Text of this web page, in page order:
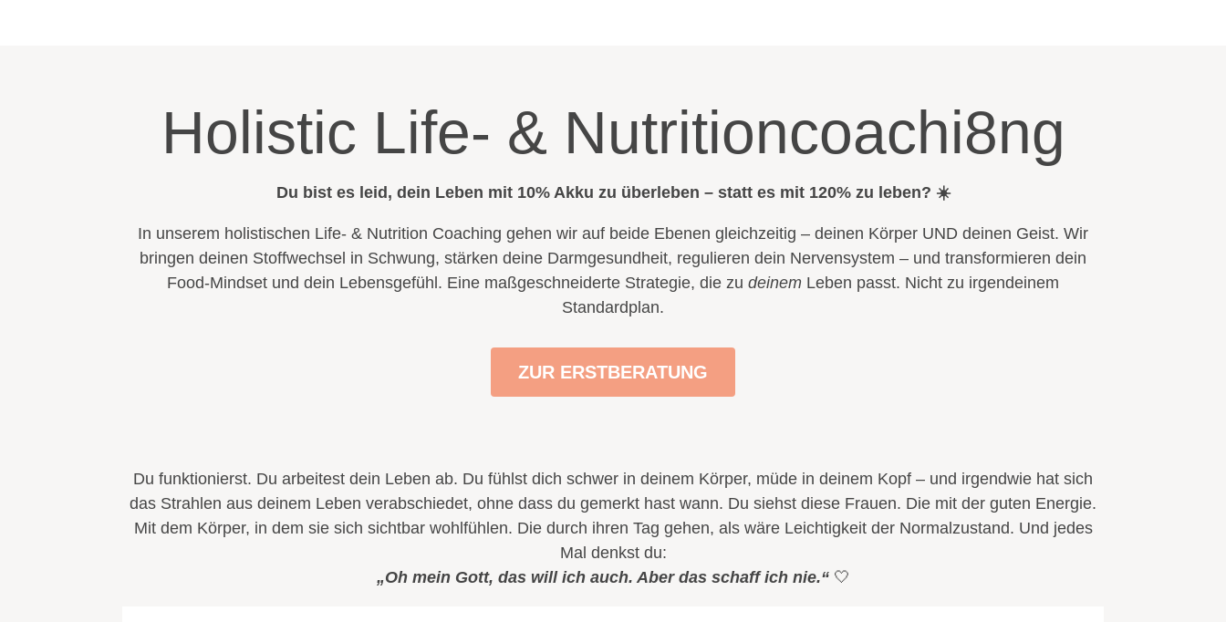
Holistic Life- & Nutritioncoachi8ng
Du bist es leid, dein Leben mit 10% Akku zu überleben – statt es mit 120% zu leben? ☀️
In unserem holistischen Life- & Nutrition Coaching gehen wir auf beide Ebenen gleichzeitig – deinen Körper UND deinen Geist. Wir
bringen deinen Stoffwechsel in Schwung, stärken deine Darmgesundheit, regulieren dein Nervensystem – und transformieren dein
Food-Mindset und dein Lebensgefühl. Eine maßgeschneiderte Strategie, die zu deinem Leben passt. Nicht zu irgendeinem
Standardplan.
ZUR ERSTBERATUNG
Du funktionierst. Du arbeitest dein Leben ab. Du fühlst dich schwer in deinem Körper, müde in deinem Kopf – und irgendwie hat sich
das Strahlen aus deinem Leben verabschiedet, ohne dass du gemerkt hast wann. Du siehst diese Frauen. Die mit der guten Energie.
Mit dem Körper, in dem sie sich sichtbar wohlfühlen. Die durch ihren Tag gehen, als wäre Leichtigkeit der Normalzustand. Und jedes
Mal denkst du:
„Oh mein Gott, das will ich auch. Aber das schaff ich nie.“🤍